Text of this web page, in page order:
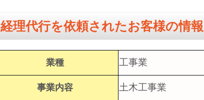
経理代行を依頼されたお客様の情報
業種 工事業
事業内容 土木工事業